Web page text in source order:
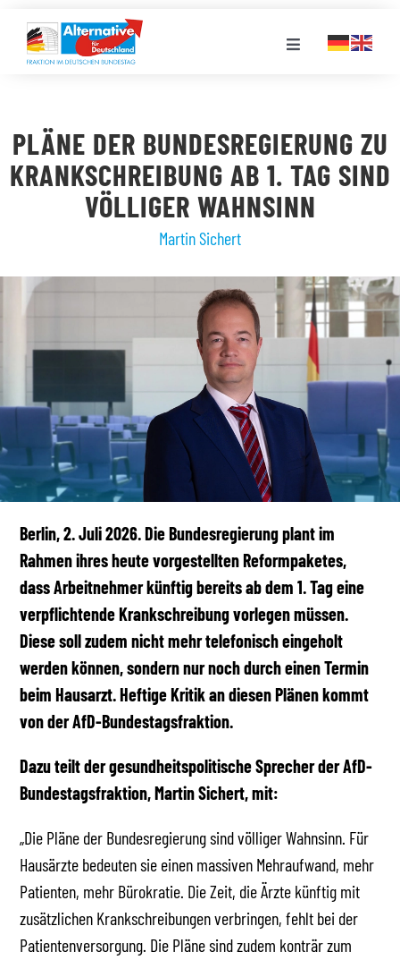
Inhalt
springen
Toggle
LANDESGRUPPEN
VERANSTALTUNGEN
PRESSE
MEDIATHEK
PLÄNE DER BUNDESREGIERUNG ZU
KRANKSCHREIBUNG AB 1. TAG SIND
VÖLLIGER WAHNSINN
Martin Sichert
Berlin, 2. Juli 2026. Die Bundesregierung plant im
Rahmen ihres heute vorgestellten Reformpaketes,
dass Arbeitnehmer künftig bereits ab dem 1. Tag eine
verpflichtende Krankschreibung vorlegen müssen.
Diese soll zudem nicht mehr telefonisch eingeholt
werden können, sondern nur noch durch einen Termin
beim Hausarzt. Heftige Kritik an diesen Plänen kommt
von der AfD-Bundestagsfraktion.
Dazu teilt der gesundheitspolitische Sprecher der AfD-
Bundestagsfraktion, Martin Sichert, mit:
„Die Pläne der Bundesregierung sind völliger Wahnsinn. Für
Hausärzte bedeuten sie einen massiven Mehraufwand, mehr
Patienten, mehr Bürokratie. Die Zeit, die Ärzte künftig mit
zusätzlichen Krankschreibungen verbringen, fehlt bei der
Patientenversorgung. Die Pläne sind zudem konträr zum